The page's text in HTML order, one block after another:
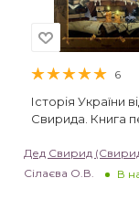
6
Історія України
Свирида. Книга
Дед Свирид
Сілаєва О.В.
В